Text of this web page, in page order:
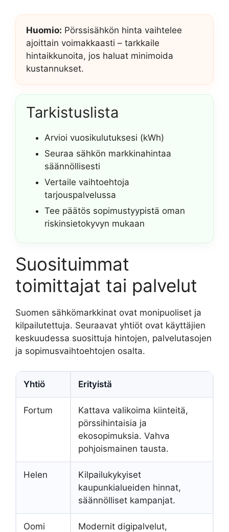
Huomio: Pörssisähkön hinta vaihtelee
ajoittain voimakkaasti – tarkkaile
hintaikkunoita, jos haluat minimoida
kustannukset.
Tarkistuslista
Arvioi vuosikulutuksesi (kWh)
Seuraa sähkön markkinahintaa
säännöllisesti
Vertaile vaihtoehtoja
tarjouspalvelussa
Tee päätös sopimustyypistä oman
riskinsietokyvyn mukaan
Suosituimmat
toimittajat tai palvelut
Suomen sähkömarkkinat ovat monipuoliset ja
kilpailutettuja. Seuraavat yhtiöt ovat käyttäjien
keskuudessa suosittuja hintojen, palvelutasojen
ja sopimusvaihtoehtojen osalta.
Yhtiö Erityistä
Fortum
Kattava valikoima kiinteitä,
pörssihintaisia ja
ekosopimuksia. Vahva
pohjoismainen tausta.
Helen
Kilpailukykyiset
kaupunkialueiden hinnat,
säännölliset kampanjat.
Oomi
Modernit digipalvelut,